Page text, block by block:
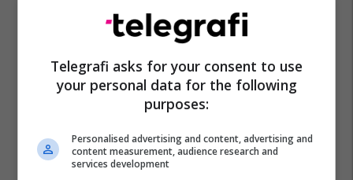
Telegrafi asks for your consent to use
your personal data for the following
purposes:
Personalised advertising and content, advertising and
content measurement, audience research and
services development